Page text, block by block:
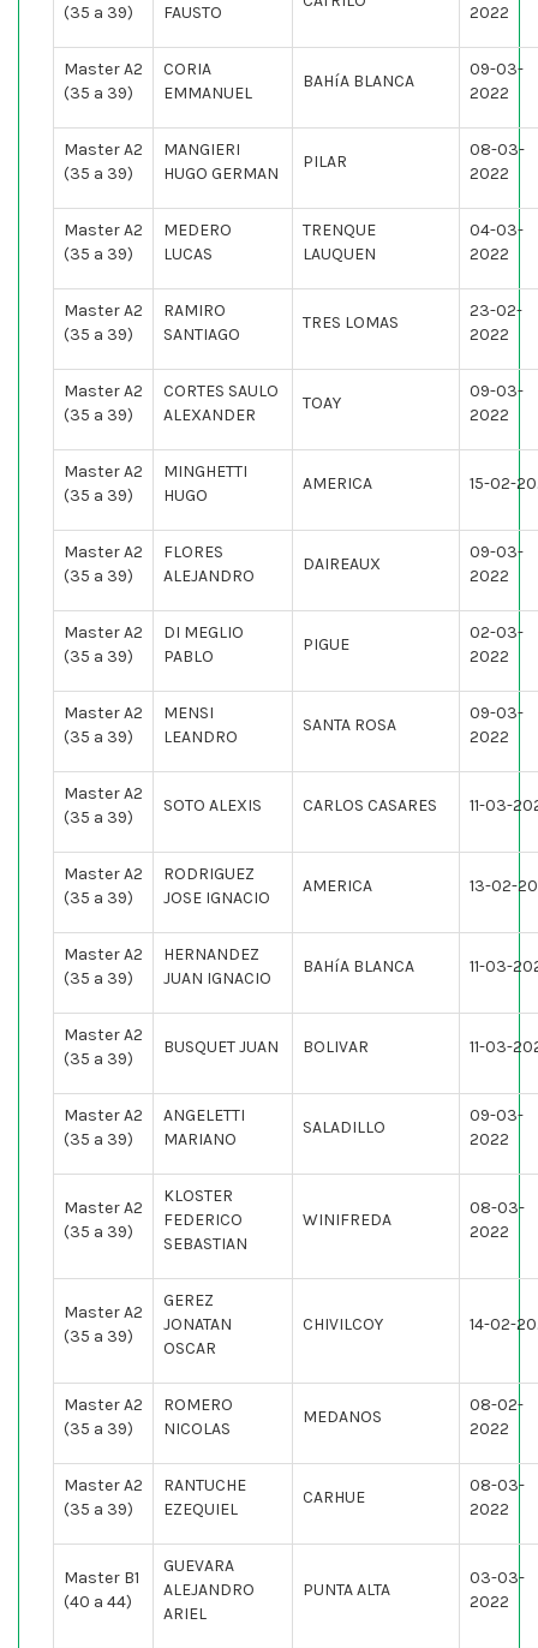
(35 a 39)
FAUSTO
2022
Master A2
(35 a 39)
CORIA
EMMANUEL
BAHíA BLANCA
09-03-
2022
Master A2
(35 a 39)
MANGIERI
HUGO GERMAN
PILAR
08-03-
2022
Master A2
(35 a 39)
MEDERO
LUCAS
TRENQUE
LAUQUEN
04-03-
2022
Master A2
(35 a 39)
RAMIRO
SANTIAGO
TRES LOMAS
23-02-
2022
Master A2
(35 a 39)
CORTES SAULO
ALEXANDER
TOAY
09-03-
2022
Master A2
(35 a 39)
MINGHETTI
HUGO
AMERICA 15-02-
Master A2
(35 a 39)
FLORES
ALEJANDRO
DAIREAUX
09-03-
2022
Master A2
(35 a 39)
DI MEGLIO
PABLO
PIGUE
02-03-
2022
Master A2
(35 a 39)
MENSI
LEANDRO
SANTA ROSA
09-03-
2022
Master A2
(35 a 39)
SOTO ALEXIS CARLOS CASARES 11-03-
Master A2
(35 a 39)
RODRIGUEZ
JOSE IGNACIO
AMERICA 13-02-
Master A2
(35 a 39)
HERNANDEZ
JUAN IGNACIO
BAHíA BLANCA 11-03-
Master A2
(35 a 39)
BUSQUET JUAN BOLIVAR 11-03-
Master A2
(35 a 39)
ANGELETTI
MARIANO
SALADILLO
09-03-
2022
Master A2
(35 a 39)
KLOSTER
FEDERICO
SEBASTIAN
WINIFREDA
08-03-
2022
Master A2
(35 a 39)
GEREZ
JONATAN
OSCAR
CHIVILCOY 14-02-
Master A2
(35 a 39)
ROMERO
NICOLAS
MEDANOS
08-02-
2022
Master A2
(35 a 39)
RANTUCHE
EZEQUIEL
CARHUE
08-03-
2022
Master B1
(40 a 44)
GUEVARA
ALEJANDRO
ARIEL
PUNTA ALTA
03-03-
2022